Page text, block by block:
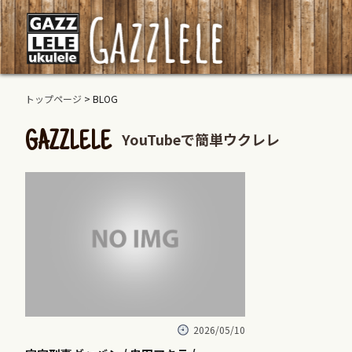
トップページ > BLOG
GAZZLELE YouTubeで簡単ウクレレ
2026/05/10